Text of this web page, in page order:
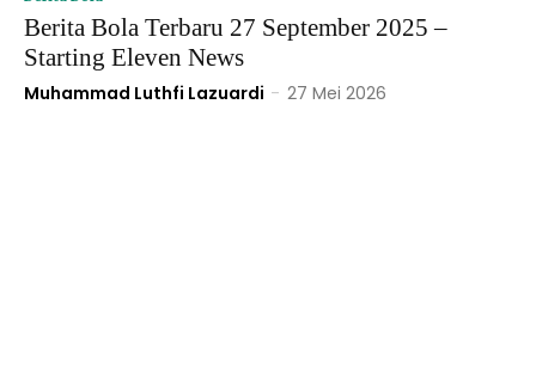
Berita Bola Terbaru 27 September 2025 –
Starting Eleven News
Muhammad Luthfi Lazuardi - 27 Mei 2026